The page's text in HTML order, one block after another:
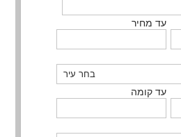
עד מחיר
עד קומה